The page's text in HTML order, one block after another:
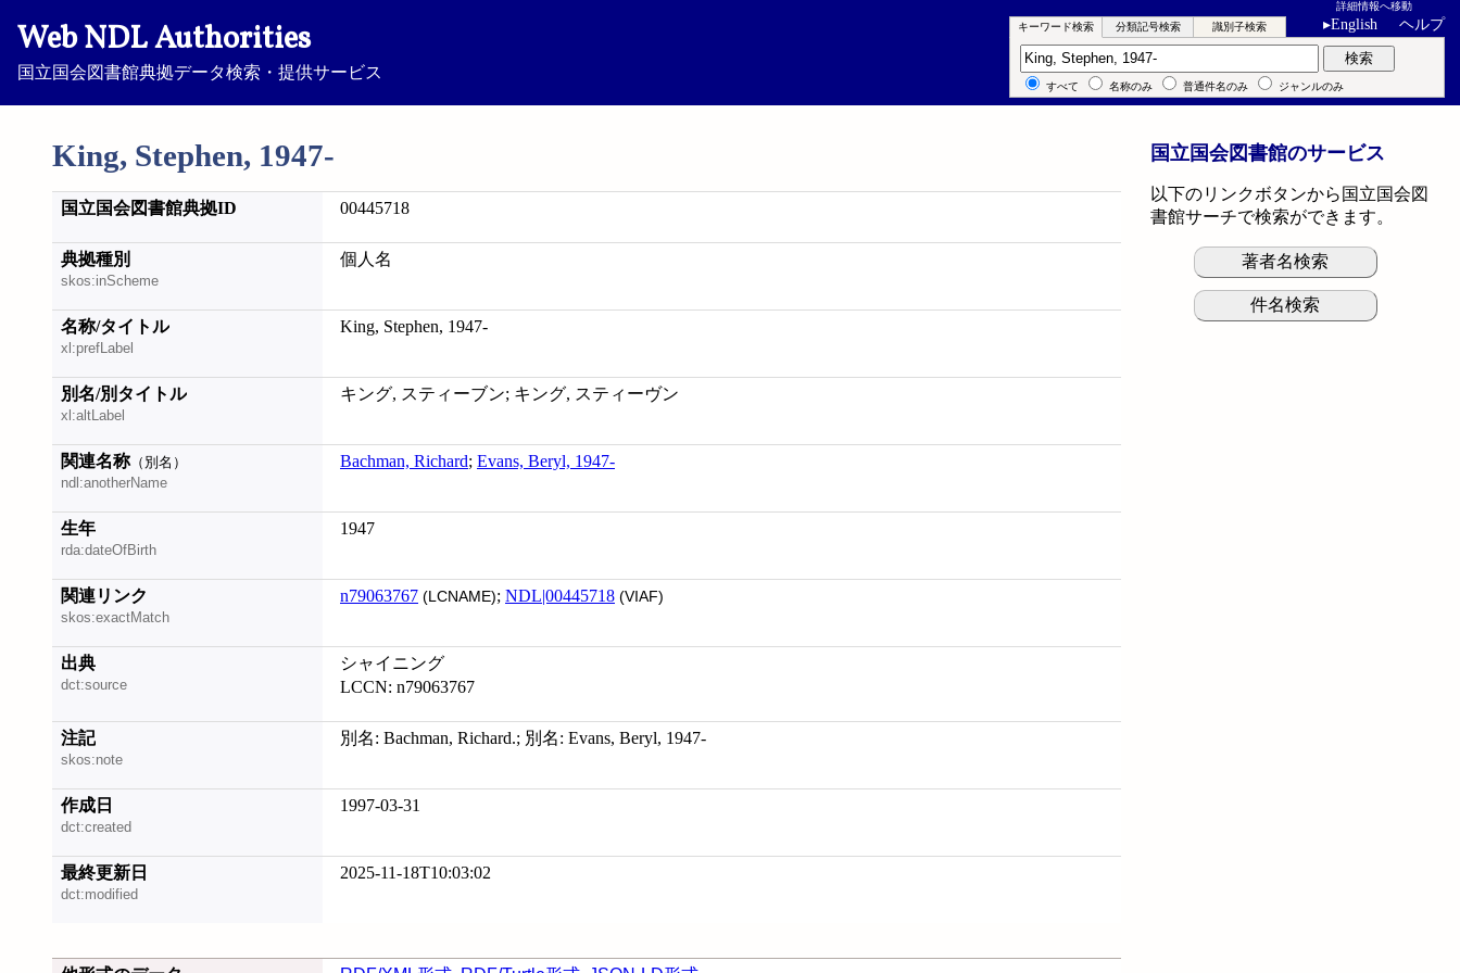
Web NDL Authorities
国立国会図書館典拠データ検索・提供サービス
詳細情報へ移動
▸English ヘルプ
King, Stephen, 1947-
キーワード検索 分類記号検索 識別子検索
キーワード検索 検索
すべて 名称のみ 普通件名のみ ジャンルのみ
国立国会図書館典拠ID 00445718
典拠種別
skos:inScheme
個人名
名称/タイトル
xl:prefLabel
King, Stephen, 1947-
別名/別タイトル
xl:altLabel
キング, スティーブン; キング, スティーヴン
関連名称（別名）
ndl:anotherName
Bachman, Richard; Evans, Beryl, 1947-
生年
rda:dateOfBirth
1947
関連リンク
skos:exactMatch
n79063767 (LCNAME); NDL|00445718 (VIAF)
出典
dct:source
シャイニング
LCCN: n79063767
注記
skos:note
別名: Bachman, Richard.; 別名: Evans, Beryl, 1947-
作成日
dct:created
1997-03-31
最終更新日
dct:modified
2025-11-18T10:03:02
国立国会図書館のサービス
以下のリンクボタンから国立国会図
書館サーチで検索ができます。
著者名検索
件名検索